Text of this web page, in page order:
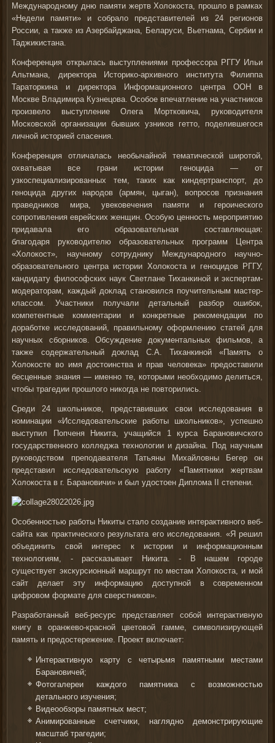
Международному дню памяти жертв Холокоста, прошло в рамках
«Недели памяти» и собрало представителей из 24 регионов
России, а также из Азербайджана, Беларуси, Вьетнама, Сербии и
Таджикистана.
Конференция открылась выступлениями профессора РГГУ Ильи
Альтмана , директора Историко-архивного институтаФилиппа
Тараторкина и директора Информационного центра ООН в
Москве Владимира Кузнецова . Особое впечатление на участников
произвело выступление Олега Мортковича, руководителя
Московской организации бывших узников гетто, поделившегося
личной историей спасения.
Конференция отличалась необычайной тематической широтой,
охватывая все грани истории геноцида — от
узкоспециализированных тем, таких как киндертранспорт, до
геноцида других народов (армян, цыган), вопросов признания
праведников мира, увековечения памяти и героического
сопротивления еврейских женщин. Особую ценность мероприятию
придавала его образовательная составляющая:
благодаря руководителюобразовательных программ
Центра
«Холокост» , научному сотруднику Международного научно-
образовательного центра истории Холокоста и геноцидов РГГУ,
кандидату философских наук Светлане Тиханкиной и экспертам-
модераторам, каждый доклад становился поучительным мастер-
классом. Участники получали детальный разбор ошибок,
компетентные комментарии и конкретные рекомендации по
доработке исследований, правильному оформлению статей для
научных сборников. Обсуждение документальных фильмов, а
также содержательный доклад С.А. Тиханкиной «Память о
Холокосте во имя достоинства и прав человека» предоставили
бесценные знания — именно те, которыми необходимо делиться,
чтобы трагедии прошлого никогда не повторились.
Среди 24 школьников, представивших свои исследования в
номинации «Исследовательские работы школьников», успешно
выступил Попченя Никита , учащийся 1 курса Барановичского
государственного колледжа технологии и дизайна. Под научным
руководством преподавателя Татьяны Михайловны Бегер он
представил исследовательскую работу «Памятники жертвам
Холокоста в г. Барановичи» и был удостоен Диплома II степени.
Особенностью работы Никиты стало создание интерактивного веб-
сайта как практического результата его исследования. «Я решил
объединить свой интерес к истории и информационным
технологиям, - рассказывает Никита. - В нашем городе
существует экскурсионный маршрут по местам Холокоста, и мой
сайт делает эту информацию доступной в современном
цифровом формате для сверстников».
Разработанный веб-ресурс представляет собой интерактивную
книгу в оранжево-красной цветовой гамме, символизирующей
память и предостережение. Проект включает:
Интерактивную карту с четырьмя памятными местами
Барановичей;
Фотогалереи каждого памятника с возможностью
детального изучения;
Видеообзоры памятных мест;
Анимированные счетчики, наглядно демонстрирующие
масштаб трагедии;